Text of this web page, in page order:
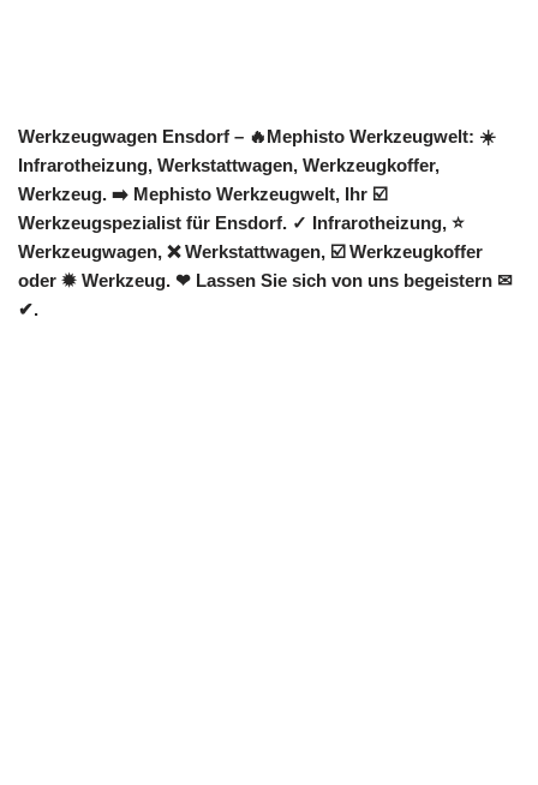
Werkzeugwagen Ensdorf – 🔥Mephisto Werkzeugwelt: ☀️
Infrarotheizung, Werkstattwagen, Werkzeugkoffer,
Werkzeug. ➡️ Mephisto Werkzeugwelt, Ihr ☑️
Werkzeugspezialist für Ensdorf. ✓ Infrarotheizung, ⭐
Werkzeugwagen, ❌ Werkstattwagen, ☑️ Werkzeugkoffer
oder ✹ Werkzeug. ❤ Lassen Sie sich von uns begeistern ✉
✔.